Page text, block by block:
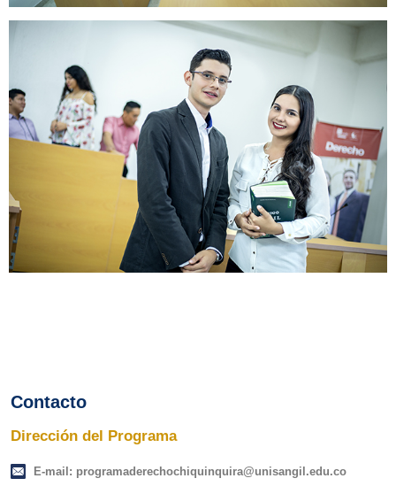
Contacto
Dirección del Programa
E-mail: programaderechochiquinquira@unisangil.edu.co